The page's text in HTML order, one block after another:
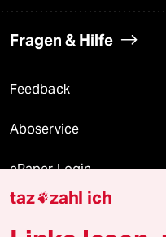
Fragen & Hilfe
Feedback
Aboservice
ePaper Login
Downloads für
taz zahl ich